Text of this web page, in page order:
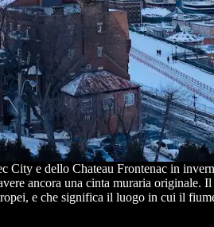
City e dello Chateau Frontenac in
ancora una cinta muraria originale.
e che significa il luogo in cui il